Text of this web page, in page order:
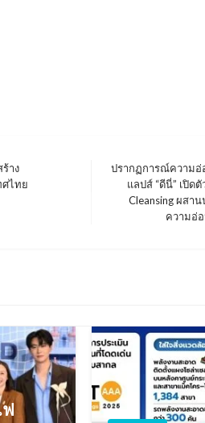
าง
ศไทย
Next
ปรากฏการณ์ความอ่
แลปส์ “ดีนี่” เปิดตั
Cleansing ผสา
ความอ่
ฟ